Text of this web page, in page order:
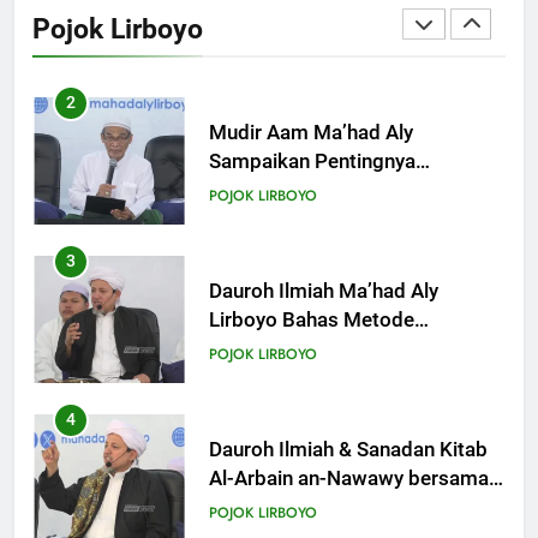
Pojok Lirboyo
Mempelajari Ilmu Hadis Dalam
3
Dauroh Ilmiah Ma’had Aly
Lirboyo Bahas Metode
Ahlusunnah dalam
POJOK LIRBOYO
4
Dauroh Ilmiah & Sanadan Kitab
Al-Arbain an-Nawawy bersama
As-Syaikh Dr. Yasir Al-Adny
POJOK LIRBOYO
5
Semalam Bersama Kematian:
Kisah Praktek Tajhizul Janaiz
Siswa III Aliyah
POJOK LIRBOYO